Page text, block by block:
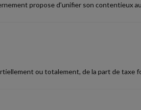
propose d'unifier son contentieux
ou totalement, de la part de taxe